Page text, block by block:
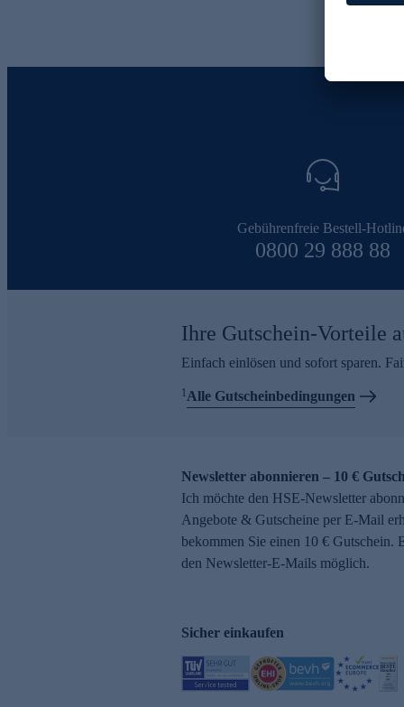
Gebührenfreie Bestell-
0800 29 888 88
Ihre Gutschein-Vorteile
Einfach einlösen und sofort sparen.
1Alle Gutscheinbedingungen
Newsletter abonnieren – 10 €
Ich möchte den HSE-Newsletter
Angebote & Gutscheine per E-Mail
bekommen Sie einen 10 € Gutschein.
den Newsletter-E-Mails möglich.
Sicher einkaufen